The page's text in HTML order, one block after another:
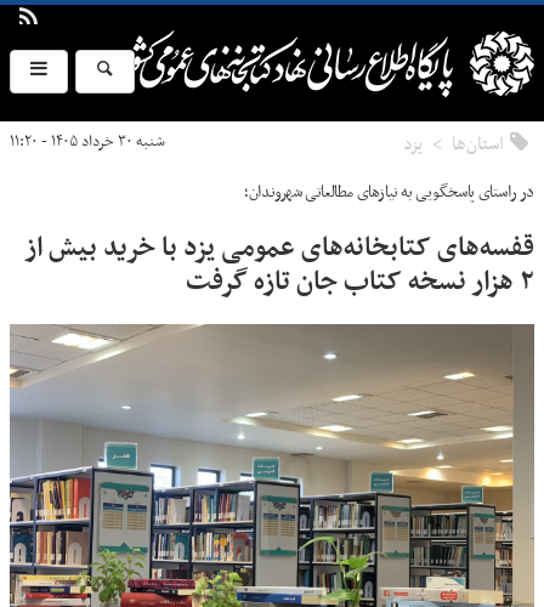
استان‌ها يزد شنبه ۳۰ خرداد ۱۴۰۵ - ۱۱:۲۰
در راستای پاسخگویی به نیازهای مطالعاتی شهروندان؛
قفسه‌های کتابخانه‌های عمومی یزد با خرید بیش از
۲ هزار نسخه کتاب جان تازه گرفت